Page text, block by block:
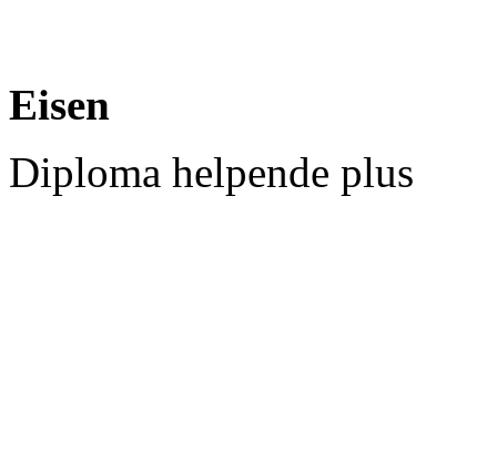
Eisen
Diploma helpende plus